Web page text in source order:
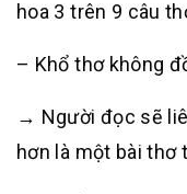
hoa 3 trên 9 câu
– Khổ thơ không
→ Người đọc sẽ
hơn là một bài thơ